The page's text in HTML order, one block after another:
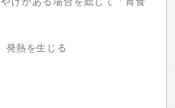
発熱を生じる